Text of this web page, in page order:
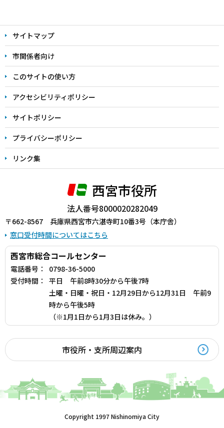
文
こ
こ
ま
で
サイトマップ
市関係者向け
このサイトの使い方
アクセシビリティポリシー
サイトポリシー
プライバシーポリシー
リンク集
西宮市役所
法人番号8000020282049
〒662-8567 兵庫県西宮市六湛寺町10番3号（本庁舎）
窓口受付時間についてはこちら
西宮市総合コールセンター
電話番号：
0798-36-5000
受付時間：
平日 午前8時30分から午後7時
土曜・日曜・祝日・12月29日から12月31日 午前9
時から午後5時
（※1月1日から1月3日は休み。）
市役所・支所周辺案内
Copyright 1997 Nishinomiya City